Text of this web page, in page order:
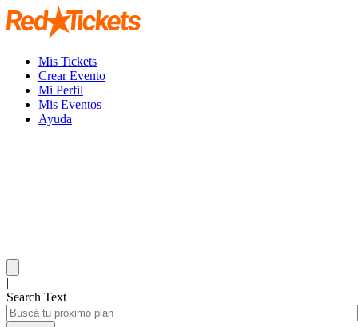
Mis Tickets
Crear Evento
Mi Perfil
Mis Eventos
Ayuda
|
Search Text